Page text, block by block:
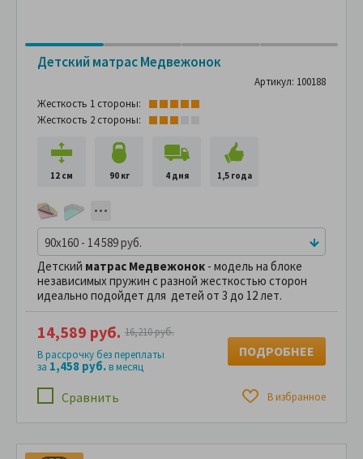
Детский матрас Медвежонок
Артикул: 100188
Жесткость 1 стороны:
Жесткость 2 стороны:
12 см 90 кг 4 дня 1,5 года
90x160 - 14 589 руб.
Детский матрас Медвежонок - модель на блоке
независимых пружин с разной жесткостью сторон
идеально подойдет для детей от 3 до 12 лет.
Сравнить В избранное
14,589 руб. 16,210 руб.
В рассрочку без переплаты
за 1,458 руб.в месяц
ПОДРОБНЕЕ